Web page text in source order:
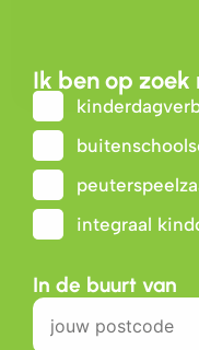
Ik ben op zoek
integraal
In de buurt van